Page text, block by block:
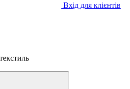
Вхід для клієнтів